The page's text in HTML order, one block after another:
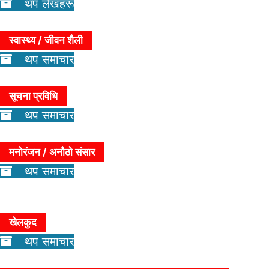
थप लेखहरू
स्वास्थ्य / जीवन शैली
थप समाचार
सूचना प्रविधि
थप समाचार
मनोरंजन / अनौठो संसार
थप समाचार
खेलकुद
थप समाचार